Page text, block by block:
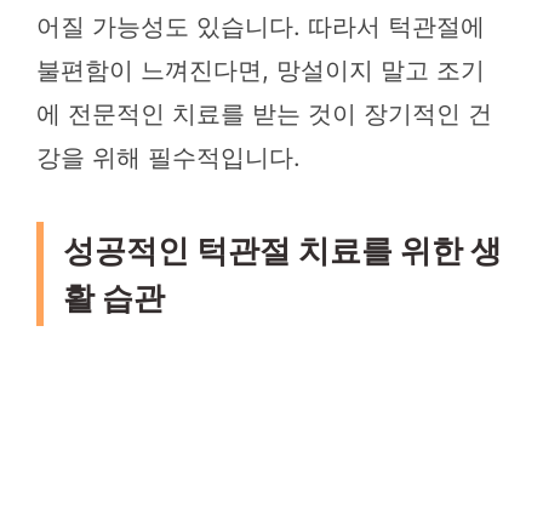
어질 가능성도 있습니다. 따라서 턱관절에
불편함이 느껴진다면, 망설이지 말고 조기
에 전문적인 치료를 받는 것이 장기적인 건
강을 위해 필수적입니다.
성공적인 턱관절 치료를 위한 생
활 습관